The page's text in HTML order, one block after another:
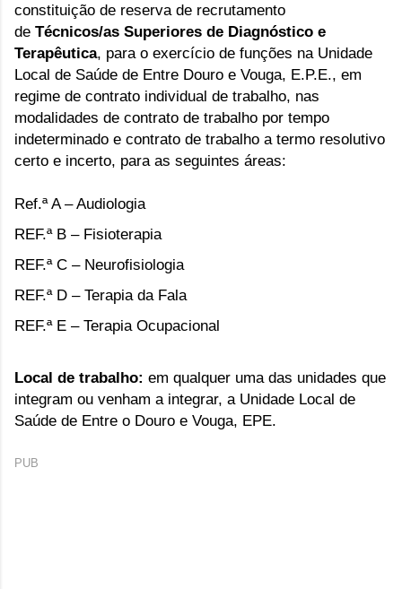
constituição de reserva de recrutamento
de Técnicos/as Superiores de Diagnóstico e
Terapêutica, para o exercício de funções na Unidade
Local de Saúde de Entre Douro e Vouga, E.P.E., em
regime de contrato individual de trabalho, nas
modalidades de contrato de trabalho por tempo
indeterminado e contrato de trabalho a termo resolutivo
certo e incerto, para as seguintes áreas:
Ref.ª A – Audiologia
REF.ª B – Fisioterapia
REF.ª C – Neurofisiologia
REF.ª D – Terapia da Fala
REF.ª E – Terapia Ocupacional
Local de trabalho: em qualquer uma das unidades que
integram ou venham a integrar, a Unidade Local de
Saúde de Entre o Douro e Vouga, EPE.
PUB